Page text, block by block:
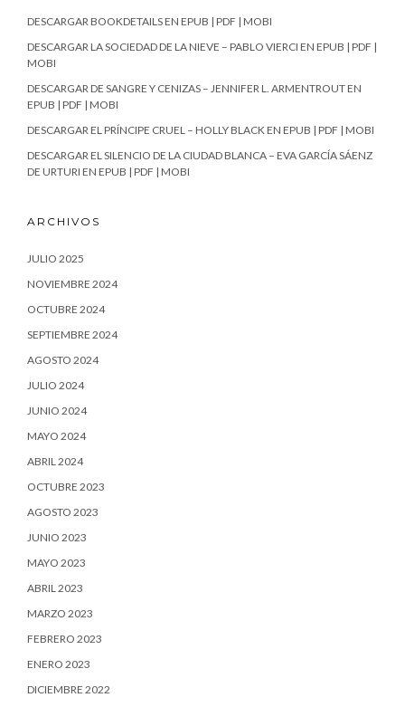
DESCARGAR BOOKDETAILS EN EPUB | PDF | MOBI
DESCARGAR LA SOCIEDAD DE LA NIEVE – PABLO VIERCI EN EPUB | PDF |
MOBI
DESCARGAR DE SANGRE Y CENIZAS – JENNIFER L. ARMENTROUT EN
EPUB | PDF | MOBI
DESCARGAR EL PRÍNCIPE CRUEL – HOLLY BLACK EN EPUB | PDF | MOBI
DESCARGAR EL SILENCIO DE LA CIUDAD BLANCA – EVA GARCÍA SÁENZ
DE URTURI EN EPUB | PDF | MOBI
ARCHIVOS
JULIO 2025
NOVIEMBRE 2024
OCTUBRE 2024
SEPTIEMBRE 2024
AGOSTO 2024
JULIO 2024
JUNIO 2024
MAYO 2024
ABRIL 2024
OCTUBRE 2023
AGOSTO 2023
JUNIO 2023
MAYO 2023
ABRIL 2023
MARZO 2023
FEBRERO 2023
ENERO 2023
DICIEMBRE 2022